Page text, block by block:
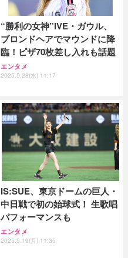
“勝利の女神”IVE・ガウル、
ブロンドヘアでマウンドに降
臨！ピザ70枚差し入れも話題
エンタメ
2025.5.28(水) 11:17
IS:SUE、東京ドームの巨人・
中日戦で初の始球式！ 生歌唱
パフォーマンスも
エンタメ
2025.5.19(月) 11:35